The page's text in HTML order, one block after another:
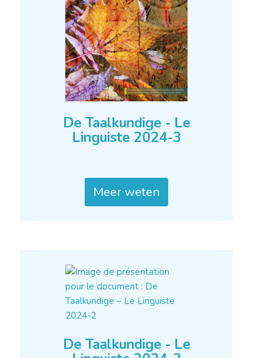
De Taalkundige - Le
Linguiste 2024-3
Meer weten
De Taalkundige - Le